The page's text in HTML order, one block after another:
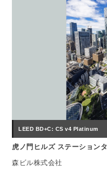
LEED BD+C: CS v4 Platinum
虎ノ門ヒルズ ステーション
森ビル株式会社